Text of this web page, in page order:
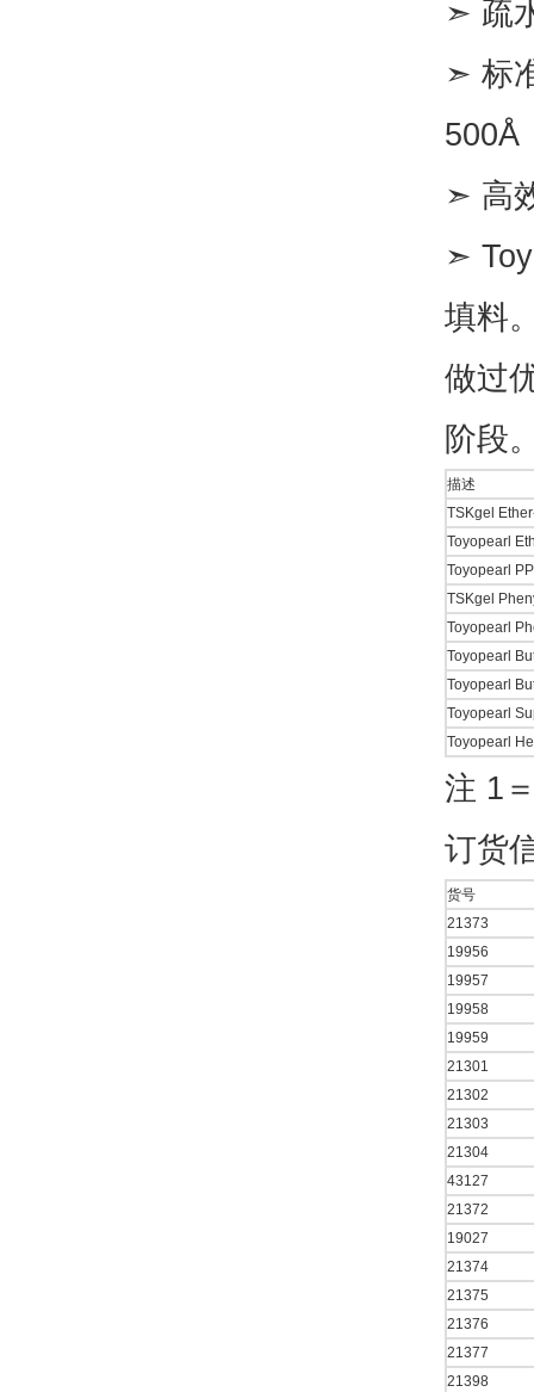
➣ 疏
➣ 标
500Å
➣ 高
➣
填料
做过
阶段
描述
TSKgel
Toyopearl
Toyopearl
TSKgel
Toyopearl
Toyopearl
Toyopearl
Toyopearl
Toyopearl
注 1
订货
货号
21373
19956
19957
19958
19959
21301
21302
21303
21304
43127
21372
19027
21374
21375
21376
21377
21398